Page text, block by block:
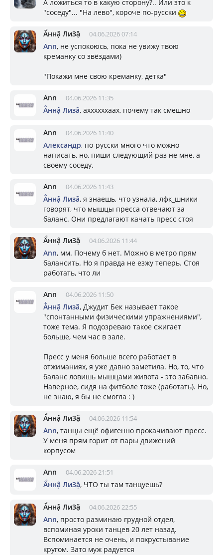
А ложиться то в какую сторону?.. Или это к
"соседу"... "На лево", короче по-русски
Ẩннậ Ли3ặ 04.06.2026 07:14
Ann, не успокоюсь, пока не увижу твою
креманку со звёздами)
"Покажи мне свою креманку, детка"
Ann 04.06.2026 11:35
Ẳннậ Лизã, аххххххаах, почему так смешно
Ann 04.06.2026 11:40
Александр, по-русски много что можно
написать, но, пиши следующий раз не мне, а
своему соседу.
Ann 04.06.2026 11:43
Ẳннậ Лизã, я знаешь, что узнала, лфк_шники
говорят, что мышцы пресса отвечают за
баланс. Они предлагают качать пресс стоя
Ẩннậ Ли3ặ 04.06.2026 11:44
Ann, мм. Почему б нет. Можно в метро прям
балансить. Но я правда не езжу теперь. Стоя
работать, что ли
Ann 04.06.2026 11:50
Ẳннậ Лизã, Джудит Бек называет такое
"спонтанными физическими упражнениями",
тоже тема. Я подозреваю такое сжигает
больше, чем час в зале.
Пресс у меня больше всего работает в
отжиманиях, я уже давно заметила. Но, то, что
баланс ловишь мышцами живота - это забавно.
Наверное, сидя на фитболе тоже (работать). Но,
не знаю, я бы не смогла : )
Ẩннậ Ли3ặ 04.06.2026 11:54
Ann, танцы ещё офигенно прокачивают пресс.
У меня прям горит от пары движений
корпусом
Ann 04.06.2026 21:51
Ẩннậ Ли3ặ, ЧТО ты там танцуешь?
Ẩннậ Ли3ặ 04.06.2026 22:55
Ann, просто разминаю грудной отдел,
вспоминая уроки танцев 20 лет назад.
Вспоминается не очень, и похрустывание
кругом. Зато муж радуется